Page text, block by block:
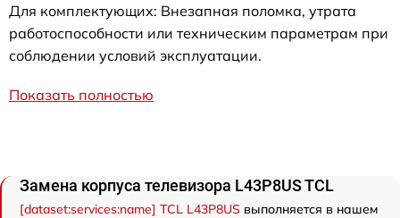
Для комплектующих: Внезапная поломка, утрата
работоспособности или техническим параметрам при
соблюдении условий эксплуатации.
Показать полностью
Замена корпуса телевизора L43P8US TCL
[dataset:services:name] TCL L43P8US выполняется в нашем